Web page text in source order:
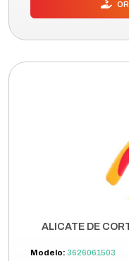
ALICATE DE
Modelo: 3626061503